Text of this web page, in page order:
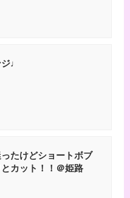
♩
たけどショートボブ
カット！！＠姫路